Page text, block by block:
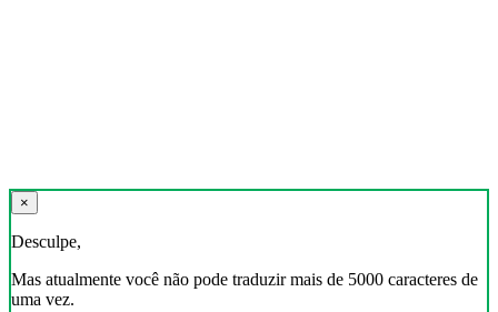
×
Desculpe,
Mas atualmente você não pode traduzir mais de 5000 caracteres de
uma vez.